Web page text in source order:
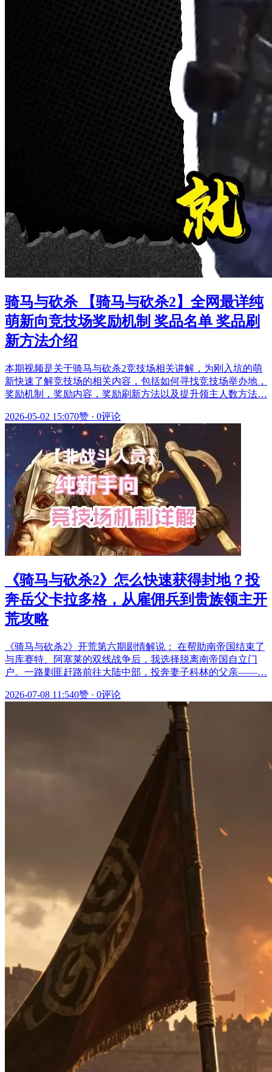
骑马与砍杀 【骑马与砍杀2】全网最详纯
萌新向竞技场奖励机制 奖品名单 奖品刷
新方法介绍
本期视频是关于骑马与砍杀2竞技场相关讲解，为刚入坑的萌
新快速了解竞技场的相关内容，包括如何寻找竞技场举办地，
奖励机制，奖励内容，奖励刷新方法以及提升领主人数方法…
2026-05-02 15:070赞 · 0评论
《骑马与砍杀2》怎么快速获得封地？投
奔岳父卡拉多格，从雇佣兵到贵族领主开
荒攻略
《骑马与砍杀2》开荒第六期剧情解说： 在帮助南帝国结束了
与库赛特、阿塞莱的双线战争后，我选择脱离南帝国自立门
户。一路剿匪赶路前往大陆中部，投奔妻子科林的父亲——…
2026-07-08 11:540赞 · 0评论